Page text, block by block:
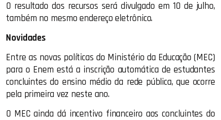
O resultado dos recursos será divulgado em 10 de julho,
também no mesmo endereço eletrônico.
Novidades
Entre as novas políticas do Ministério da Educação (MEC)
para o Enem está a inscrição automática de estudantes
concluintes do ensino médio da rede pública, que ocorre
pela primeira vez neste ano.
O MEC ainda dá incentivo financeiro aos concluintes do